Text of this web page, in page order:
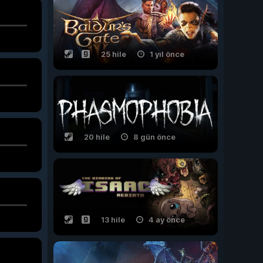
25 hile 1 yıl önce
20 hile 8 gün önce
13 hile 4 ay önce